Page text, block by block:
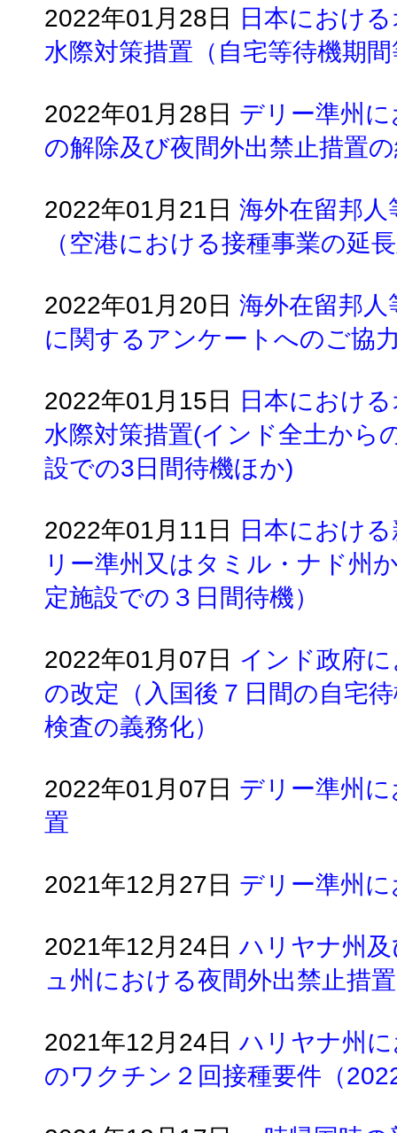
2022年01月28日
日本におけ
水際対策措置（自宅等待機期
2022年01月28日 デリー準州
の解除及び夜間外出禁止措置
2022年01月21日 海外在留邦
（空港における接種事業の延
2022年01月20日 海外在留邦
に関するアンケートへのご協
2022年01月15日
日本におけ
水際対策措置(インド全土から
設での3日間待機ほか)
2022年01月11日
日本におけ
リー準州又はタミル・ナド州
定施設での３日間待機）
2022年01月07日 インド政府
の改定（入国後７日間の自宅
検査の義務化）
2022年01月07日 デリー準州
置
2021年12月27日 デリー準州
2021年12月24日 ハリヤナ州
ュ州における夜間外出禁止措置
2021年12月24日 ハリヤナ州
のワクチン２回接種要件（